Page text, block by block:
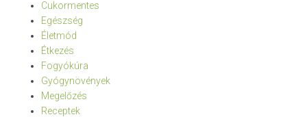
Cukormentes
Egészség
Életmód
Étkezés
Fogyókúra
Gyógynövények
Megelőzés
Receptek